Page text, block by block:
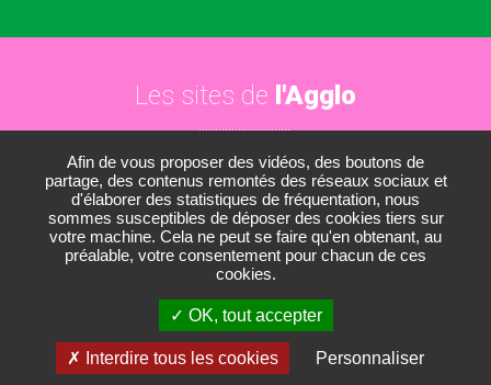
Afin de vous proposer des vidéos, des boutons de
partage, des contenus remontés des réseaux sociaux et
d'élaborer des statistiques de fréquentation, nous
sommes susceptibles de déposer des cookies tiers sur
votre machine. Cela ne peut se faire qu'en obtenant, au
préalable, votre consentement pour chacun de ces
cookies.
OK, tout accepter
Interdire tous les cookies Personnaliser
Les sites de l'Agglo
Paris - Vallée de la Marne
Les médiathèques
Les conservatoires
Le Nautil
Le Développement économique